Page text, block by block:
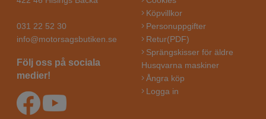
031 22 52 30
info@motorsagsbutiken.se
Följ oss på sociala
medier!
Köpvillkor
Personuppgifter
Retur(PDF)
Sprängskisser för äldre
Husqvarna maskiner
Ångra köp
Logga in